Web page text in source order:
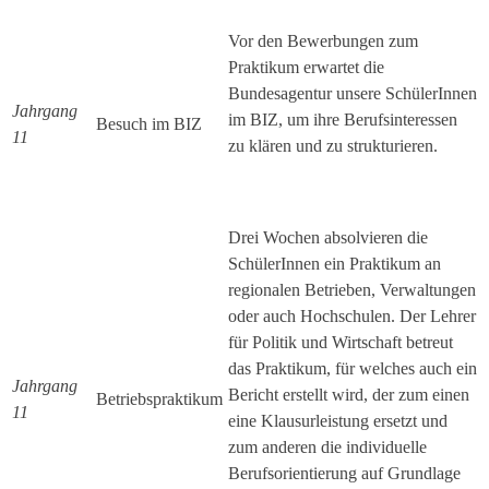
Jahrgang
11
Besuch im BIZ
Vor den Bewerbungen zum
Praktikum erwartet die
Bundesagentur unsere SchülerInnen
im BIZ, um ihre Berufsinteressen
zu klären und zu strukturieren.
Jahrgang
11
Betriebspraktikum
Drei Wochen absolvieren die
SchülerInnen ein Praktikum an
regionalen Betrieben, Verwaltungen
oder auch Hochschulen. Der Lehrer
für Politik und Wirtschaft betreut
das Praktikum, für welches auch ein
Bericht erstellt wird, der zum einen
eine Klausurleistung ersetzt und
zum anderen die individuelle
Berufsorientierung auf Grundlage